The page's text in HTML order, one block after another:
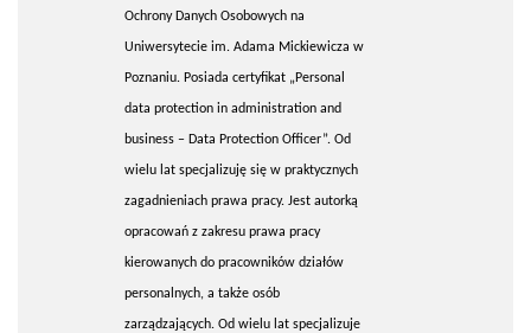
Ochrony Danych Osobowych na
Uniwersytecie im. Adama Mickiewicza w
Poznaniu. Posiada certyfikat „Personal
data protection in administration and
business – Data Protection Officer”. Od
wielu lat specjalizuję się w praktycznych
zagadnieniach prawa pracy. Jest autorką
opracowań z zakresu prawa pracy
kierowanych do pracowników działów
personalnych, a także osób
zarządzających. Od wielu lat specjalizuje